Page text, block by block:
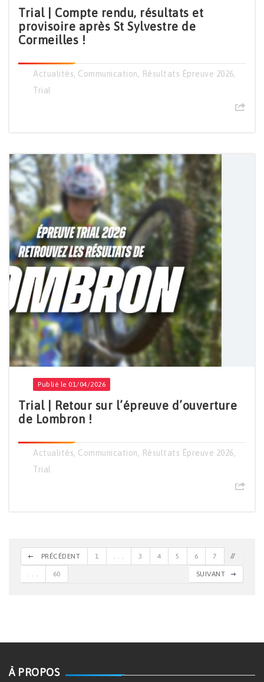
Trial | Compte rendu, résultats et
provisoire après St Sylvestre de
Cormeilles !
Actualités Communication Résultats Épreuve 2026
Trial
Publié le 01/04/2026
Trial | Retour sur l’épreuve d’ouverture
de Lombron !
Actualités Communication Résultats Épreuve 2026
Trial
PRÉCÉDENT 1 . . . 3 4 5 6 7
. . . 60 SUIVANT
À PROPOS